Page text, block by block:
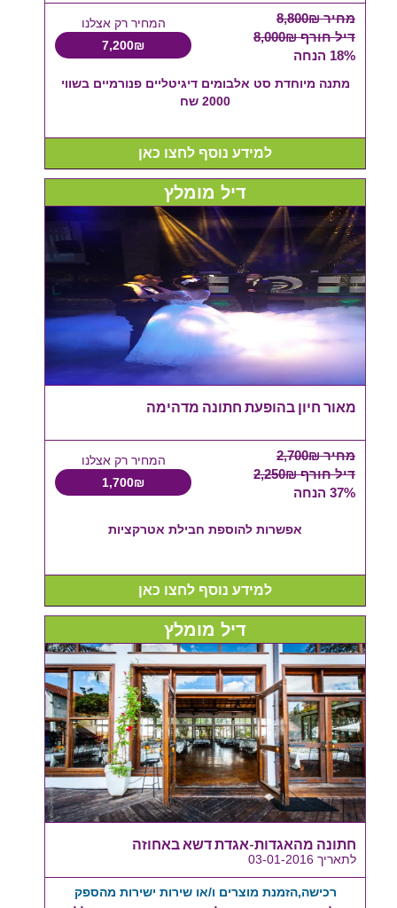
מחיר 8,800₪
דיל חורף 8,000₪
18% הנחה
המחיר רק אצלנו
7,200₪
מתנה מיוחדת סט אלבומים דיגיטליים פנורמיים בשווי
2000 שח
למידע נוסף לחצו כאן
דיל מומלץ
מאור חיון בהופעת חתונה מדהימה
מחיר 2,700₪
דיל חורף 2,250₪
37% הנחה
המחיר רק אצלנו
1,700₪
אפשרות להוספת חבילת אטרקציות
למידע נוסף לחצו כאן
דיל מומלץ
חתונה מהאגדות-אגדת דשא באחוזה
לתאריך 03-01-2016
רכישה,הזמנת מוצרים ו/או שירות ישירות מהספק